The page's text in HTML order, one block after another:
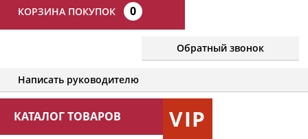
КОРЗИНА ПОКУПОК 0
Обратный звонок
Написать руководителю
КАТАЛОГ ТОВАРОВ VIP